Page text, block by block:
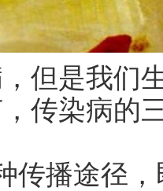
但是我们
传染病的
传播途径